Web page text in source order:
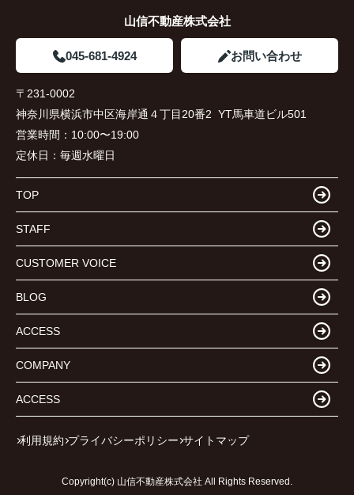
山信不動産株式会社
045-681-4924 お問い合わせ
〒231-0002
神奈川県横浜市中区海岸通４丁目20番2 YT馬車道ビル501
営業時間： 10:00〜19:00
定休日： 毎週水曜日
TOP
STAFF
CUSTOMER VOICE
BLOG
ACCESS
COMPANY
ACCESS
利用規約 プライバシーポリシー サイトマップ
Copyright(c) 山信不動産株式会社 All Rights Reserved.